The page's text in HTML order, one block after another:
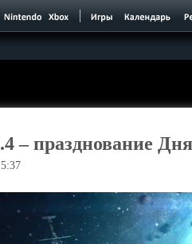
– празднование